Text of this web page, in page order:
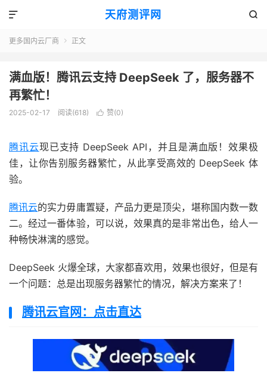
天府测评网 

更多国内云厂商  正文
满血版！腾讯云支持 DeepSeek 了，服务器不
再繁忙！
2025-02-17 阅读(618)  赞(0)
腾讯云现已支持 DeepSeek API，并且是满血版！效果极
佳，让你告别服务器繁忙，从此享受高效的 DeepSeek 体
验。
腾讯云的实力毋庸置疑，产品力更是顶尖，堪称国内数一数
二。经过一番体验，可以说，效果真的是非常出色，给人一
种畅快淋漓的感觉。
DeepSeek 火爆全球，大家都喜欢用，效果也很好，但是有
一个问题：总是出现服务器繁忙的情况，解决方案来了！
腾讯云官网：点击直达